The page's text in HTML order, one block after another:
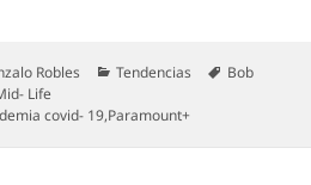
Robles Categorías
Tendencias Etiquetas
Bob
Life
covid- 19,Paramount+